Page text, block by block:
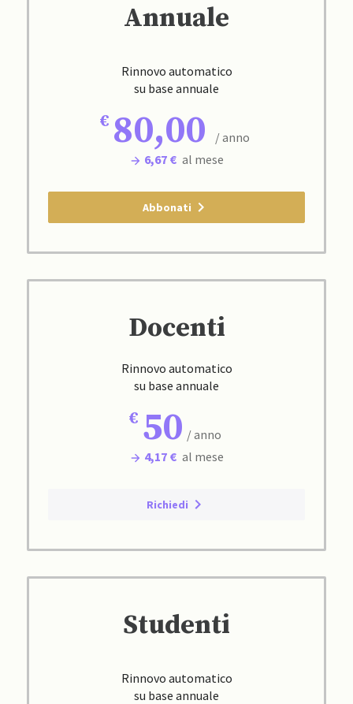
Annuale
Rinnovo automatico
su base annuale
80,00
/ anno
6,67 € al mese
Abbonati
Docenti
Rinnovo automatico
su base annuale
50 / anno
4,17 € al mese
Richiedi
Studenti
Rinnovo automatico
su base annuale